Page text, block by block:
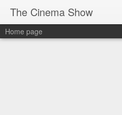
The Cinema Show
Home page